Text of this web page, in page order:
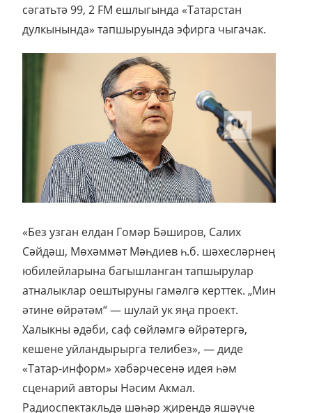
сәгатьтә 99, 2 FM ешлыгында «Татарстан
дулкынында» тапшыруында эфирга чыгачак.
«Без узган елдан Гомәр Бәширов, Салих
Сәйдәш, Мөхәммәт Мәһдиев һ.б. шәхесләрнең
юбилейларына багышланган тапшырулар
атналыклар оештыруны гамәлгә керттек. „Мин
әтине өйрәтәм“ — шулай ук яңа проект.
Халыкны әдәби, саф сөйләмгә өйрәтергә,
кешене уйландырырга телибез», — диде
«Татар-информ» хәбәрчесенә идея һәм
сценарий авторы Нәсим Акмал.
Радиоспектакльдә шәһәр җирендә яшәүче